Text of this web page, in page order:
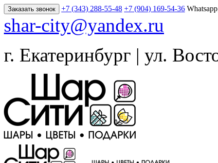
Заказать звонок +7 (343) 288-55-48 +7 (904) 169-54-36
shar-city@yandex.ru
г. Екатеринбург | ул.